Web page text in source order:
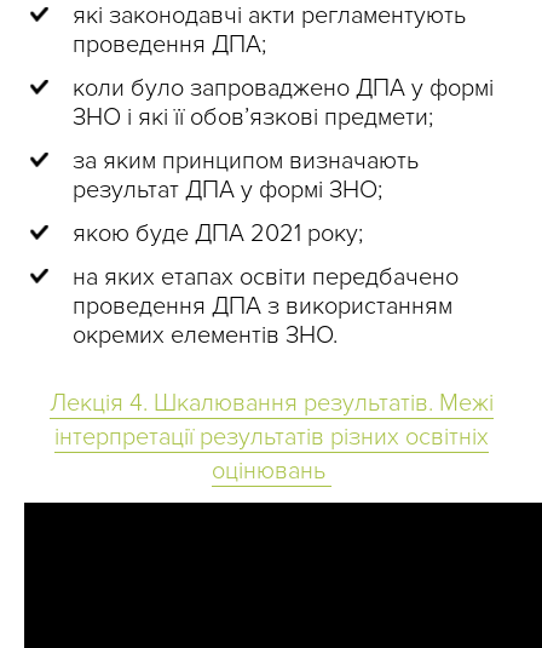
які законодавчі акти регламентують
проведення ДПА;
коли було запроваджено ДПА у формі
ЗНО і які її обов’язкові предмети;
за яким принципом визначають
результат ДПА у формі ЗНО;
якою буде ДПА 2021 року;
на яких етапах освіти передбачено
проведення ДПА з використанням
окремих елементів ЗНО.
Лекція 4. Шкалювання результатів. Межі
інтерпретації результатів різних освітніх
оцінювань